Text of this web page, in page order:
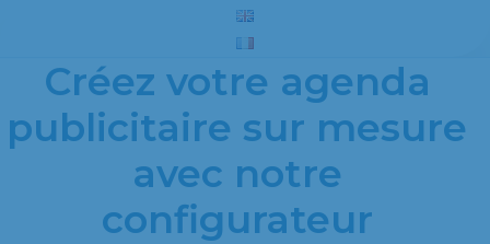
Créez votre agenda
publicitaire sur mesure
avec notre
configurateur